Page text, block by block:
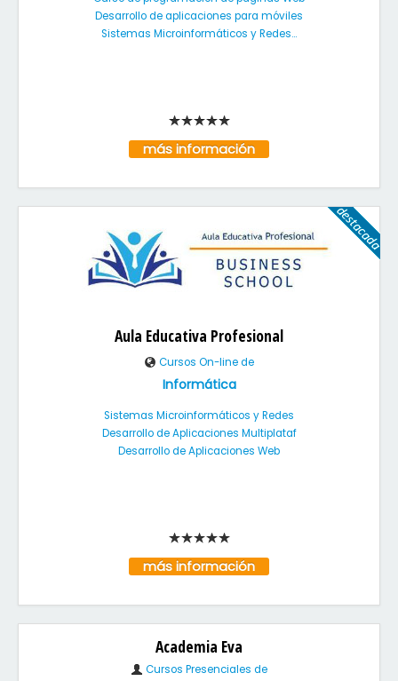
Desarrollo de aplicaciones para móviles
Sistemas Microinformáticos y Redes...
más información
Aula Educativa Profesional
Cursos On-line de
Informática
Sistemas Microinformáticos y Redes
Desarrollo de Aplicaciones Multiplataf
Desarrollo de Aplicaciones Web
más información
Academia Eva
Cursos Presenciales de